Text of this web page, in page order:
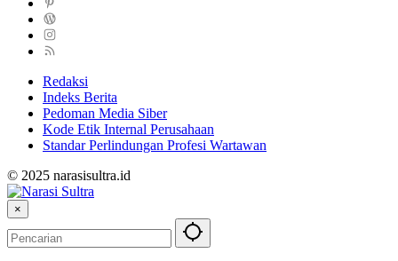
Redaksi
Indeks Berita
Pedoman Media Siber
Kode Etik Internal Perusahaan
Standar Perlindungan Profesi Wartawan
© 2025 narasisultra.id
×